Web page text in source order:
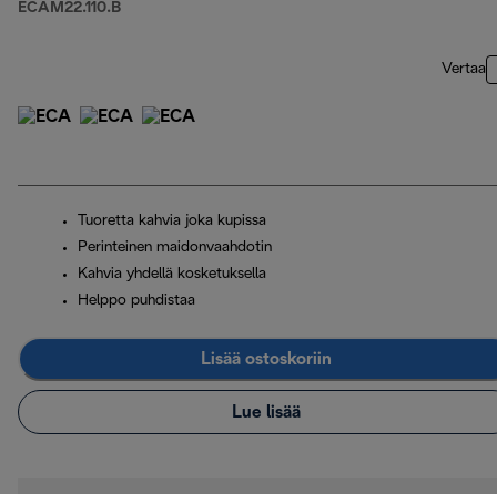
ECAM22.110.B
Vertaa
Tuoretta kahvia joka kupissa
Perinteinen maidonvaahdotin
Kahvia yhdellä kosketuksella
Helppo puhdistaa
Lisää ostoskoriin
Lue lisää